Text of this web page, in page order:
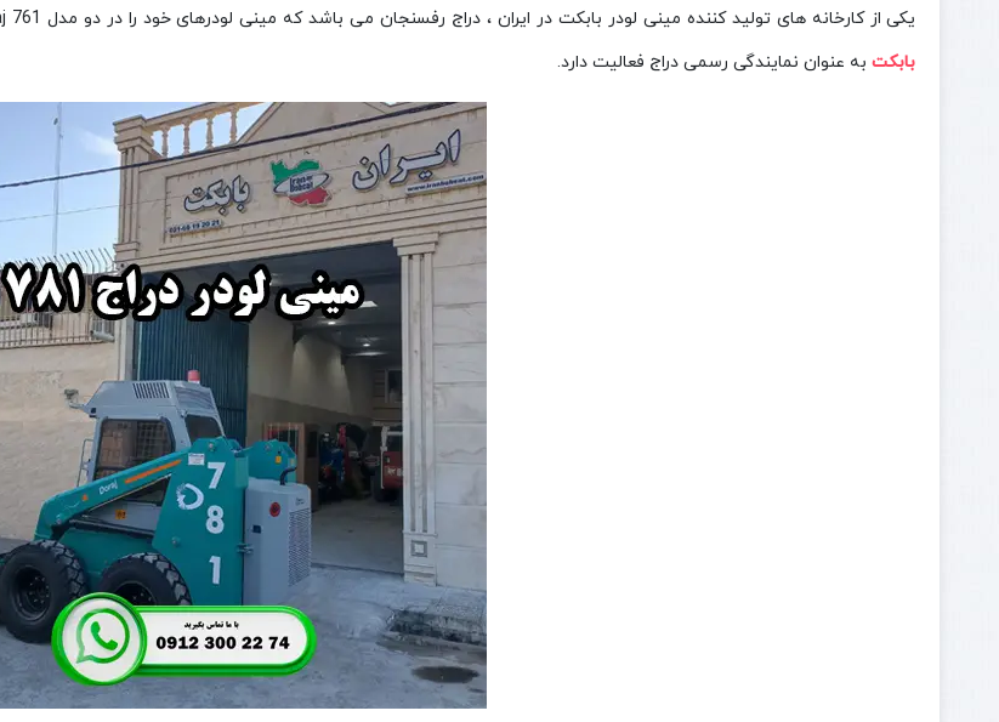
یکی از کارخانه های تولید کننده مینی لودر بابکت در ایران ، دراج رفسنجان می باشد که مینی لودرهای خود را در دو مدل Doraj 761 و Doraj 781 تولید کرده است و
بابکتبه عنوان نمایندگی رسمی دراج فعالیت دارد.